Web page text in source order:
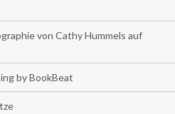
von Cathy Hummels auf
by BookBeat